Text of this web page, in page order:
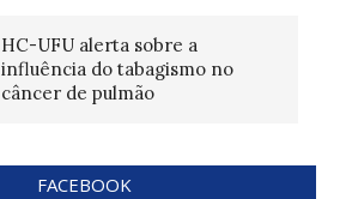
HC-UFU alerta sobre a
influência do tabagismo no
câncer de pulmão
FACEBOOK